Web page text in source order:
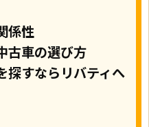
係性
古車の選び方
すならリバティへ